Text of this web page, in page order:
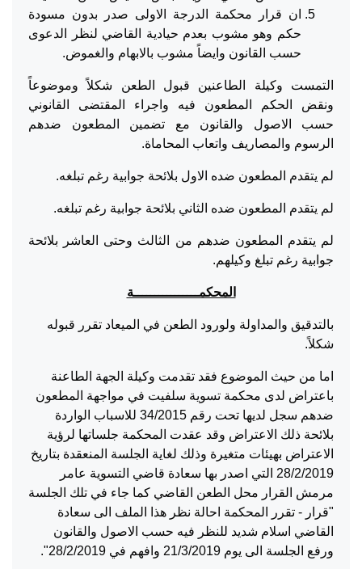
ان قرار محكمة الدرجة الاولى صدر بدون مسودة
حكم وهو مشوب بعدم حيادية القاضي لنظر الدعوى
حسب القانون وايضاً مشوب بالابهام والغموض.
التمست وكيلة الطاعنين قبول الطعن شكلاً وموضوعاً
ونقض الحكم المطعون فيه واجراء المقتضى القانوني
حسب الاصول والقانون مع تضمين المطعون ضدهم
الرسوم والمصاريف واتعاب المحاماة.
لم يتقدم المطعون ضده الاول بلائحة جوابية رغم تبلغه.
لم يتقدم المطعون ضده الثاني بلائحة جوابية رغم تبلغه.
لم يتقدم المطعون ضدهم من الثالث وحتى العاشر بلائحة
جوابية رغم تبلغ وكيلهم.
المحكمــــــــــــــــة
بالتدقيق والمداولة ولورود الطعن في الميعاد تقرر قبوله
شكلاً.
اما من حيث الموضوع فقد تقدمت وكيلة الجهة الطاعنة
باعتراض لدى محكمة تسوية سلفيت في مواجهة المطعون
ضدهم سجل لديها تحت رقم 34/2015 للاسباب الواردة
بلائحة ذلك الاعتراض وقد عقدت المحكمة جلساتها لرؤية
الاعتراض بهيئات متغيرة وذلك لغاية الجلسة المنعقدة بتاريخ
28/2/2019 التي اصدر بها سعادة قاضي التسوية عامر
مرمش القرار محل الطعن القاضي كما جاء في تلك الجلسة
"قرار - تقرر المحكمة احالة نظر هذا الملف الى سعادة
القاضي اسلام شديد للنظر فيه حسب الاصول والقانون
ورفع الجلسة الى يوم 21/3/2019 وافهم في 28/2/2019".